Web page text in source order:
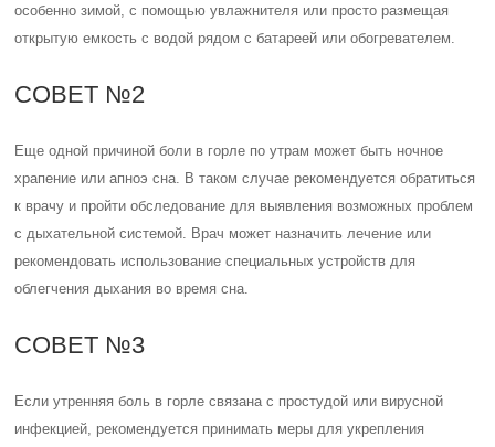
особенно зимой, с помощью увлажнителя или просто размещая
открытую емкость с водой рядом с батареей или обогревателем.
СОВЕТ №2
Еще одной причиной боли в горле по утрам может быть ночное
храпение или апноэ сна. В таком случае рекомендуется обратиться
к врачу и пройти обследование для выявления возможных проблем
с дыхательной системой. Врач может назначить лечение или
рекомендовать использование специальных устройств для
облегчения дыхания во время сна.
СОВЕТ №3
Если утренняя боль в горле связана с простудой или вирусной
инфекцией, рекомендуется принимать меры для укрепления